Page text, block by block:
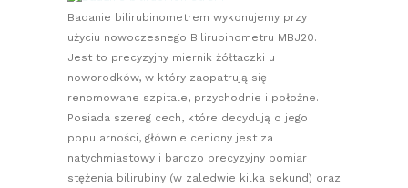
Badanie bilirubinometrem wykonujemy przy
użyciu nowoczesnego Bilirubinometru MBJ20.
Jest to precyzyjny miernik żółtaczki u
noworodków, w który zaopatrują się
renomowane szpitale, przychodnie i położne.
Posiada szereg cech, które decydują o jego
popularności, głównie ceniony jest za
natychmiastowy i bardzo precyzyjny pomiar
stężenia bilirubiny (w zaledwie kilka sekund) oraz